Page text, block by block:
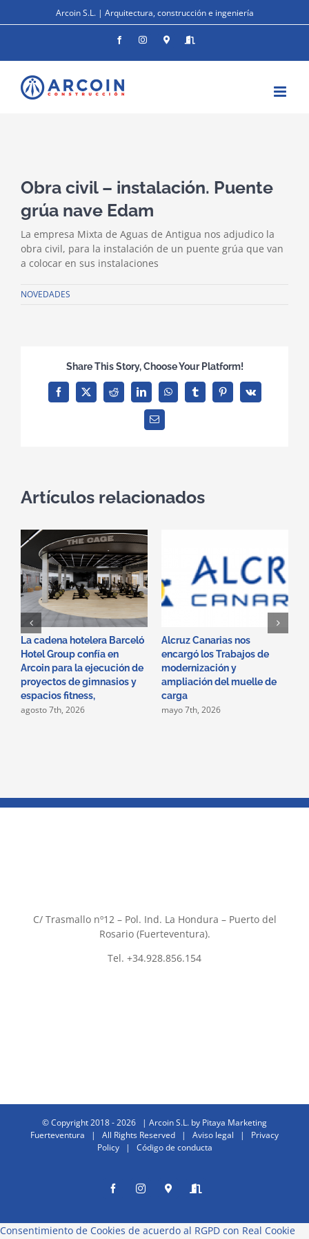
al
Arcoin S.L. | Arquitectura, construcción e ingeniería
FacebookInstagramDondeEntrar
más
grande
Obra civil – instalación. Puente
grúa nave Edam
La empresa Mixta de Aguas de Antigua nos adjudico la
obra civil, para la instalación de un puente grúa que van
a colocar en sus instalaciones
NOVEDADES
Share This Story, Choose Your Platform!
Facebook
X Reddit LinkedInWhatsAppTumblrPinterest
Vk
Correo
electrónico
Artículos relacionados
La cadena hotelera Barceló
Hotel Group confía en
Arcoin para la ejecución de
proyectos de gimnasios y
espacios fitness,
agosto 7th, 2026
Alcruz Canarias nos
encargó los Trabajos de
modernización y
ampliación del muelle de
carga
mayo 7th, 2026
C/ Trasmallo nº12 – Pol. Ind. La Hondura – Puerto del
Rosario (Fuerteventura).
Tel. +34.928.856.154
© Copyright 2018 -2026 | Arcoin S.L. by Pitaya Marketing
Fuerteventura | All Rights Reserved | Aviso legal | Privacy
Policy| Código de conducta
FacebookInstagramDondeEntrar
Consentimiento de Cookies de acuerdo al RGPD con Real Cookie